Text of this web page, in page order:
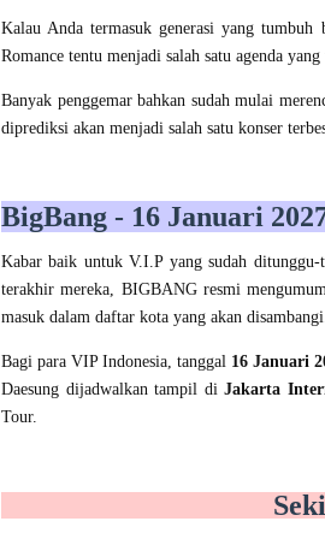
Kalau Anda termasuk generasi yang
Romance tentu menjadi salah satu agenda
Banyak penggemar bahkan sudah mulai
diprediksi akan menjadi salah satu konser
BigBang - 16 Januari
Kabar baik untuk V.I.P yang sudah
terakhir mereka, BIGBANG resmi
masuk dalam daftar kota yang akan
Bagi para VIP Indonesia, tanggal 16 Januari
Daesung dijadwalkan tampil diJakarta
Tour.